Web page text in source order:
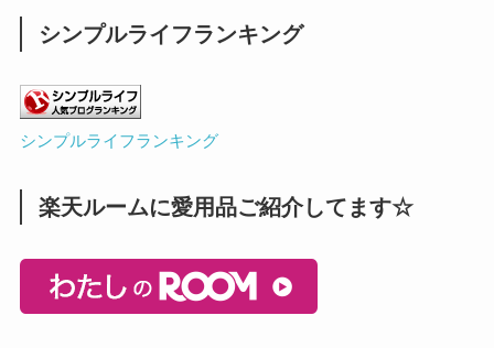
シンプルライフランキング
シンプルライフランキング
楽天ルームに愛用品ご紹介してます☆